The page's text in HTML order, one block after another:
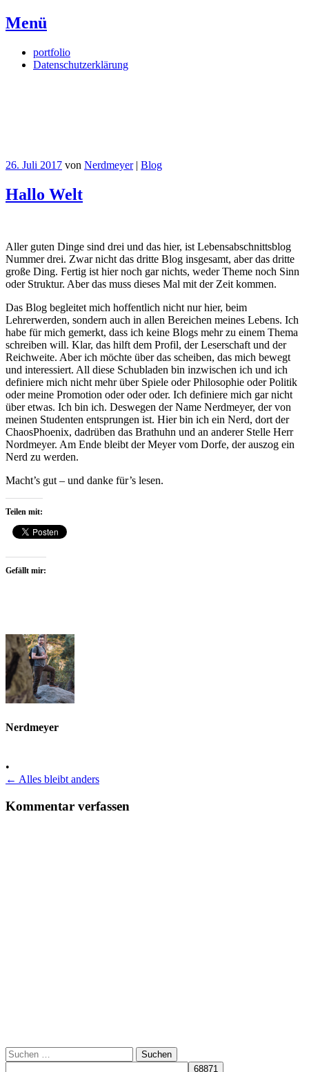
Menü
Springe
zum
portfolio
Datenschutzerklärung
26. Juli 2017 von Nerdmeyer| Blog
Hallo Welt
Aller guten Dinge sind drei und das hier, ist Lebensabschnittsblog
Nummer drei. Zwar nicht das dritte Blog insgesamt, aber das dritte
große Ding. Fertig ist hier noch gar nichts, weder Theme noch Sinn
oder Struktur. Aber das muss dieses Mal mit der Zeit kommen.
Das Blog begleitet mich hoffentlich nicht nur hier, beim
Lehrerwerden, sondern auch in allen Bereichen meines Lebens. Ich
habe für mich gemerkt, dass ich keine Blogs mehr zu einem Thema
schreiben will. Klar, das hilft dem Profil, der Leserschaft und der
Reichweite. Aber ich möchte über das scheiben, das mich bewegt
und interessiert. All diese Schubladen bin inzwischen ich und ich
definiere mich nicht mehr über Spiele oder Philosophie oder Politik
oder meine Promotion oder oder oder. Ich definiere mich gar nicht
über etwas. Ich bin ich. Deswegen der Name Nerdmeyer, der von
meinen Studenten entsprungen ist. Hier bin ich ein Nerd, dort der
ChaosPhoenix, dadrüben das Brathuhn und an anderer Stelle Herr
Nordmeyer. Am Ende bleibt der Meyer vom Dorfe, der auszog ein
Nerd zu werden.
Macht’s gut – und danke für’s lesen.
Teilen mit:
Gefällt mir:
Nerdmeyer
•
← Alles bleibt anders
Kommentar verfassen
Suchen
nach: